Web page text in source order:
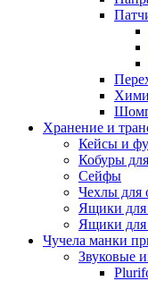
Хранение и
Кейсы и
Кобуры
Сейфы
Чехлы для
Ящики для
Ящики для
Чучела манки
Звуковые